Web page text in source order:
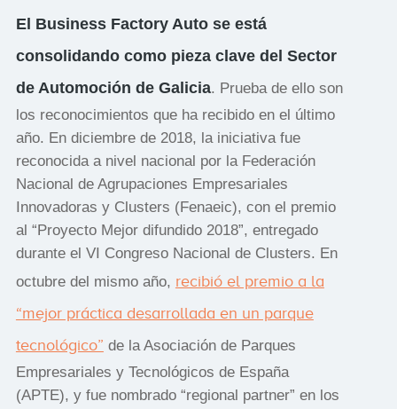
El Business Factory Auto se está
consolidando como pieza clave del Sector
de Automoción de Galicia. Prueba de ello son
los reconocimientos que ha recibido en el último
año. En diciembre de 2018, la iniciativa fue
reconocida a nivel nacional por la Federación
Nacional de Agrupaciones Empresariales
Innovadoras y Clusters (Fenaeic), con el premio
al “Proyecto Mejor difundido 2018”, entregado
durante el VI Congreso Nacional de Clusters. En
octubre del mismo año, recibió el premio a la
“mejor práctica desarrollada en un parque
tecnológico” de la Asociación de Parques
Empresariales y Tecnológicos de España
(APTE), y fue nombrado “regional partner” en los